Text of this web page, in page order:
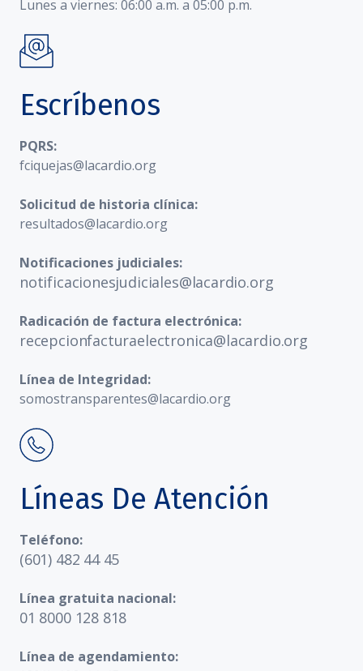
Lunes a viernes: 06:00 a.m. a 05:00 p.m.
Escríbenos
PQRS:
fciquejas@lacardio.org
Solicitud de historia clínica:
resultados@lacardio.org
Notificaciones judiciales:
notificacionesjudiciales@lacardio.org
Radicación de factura electrónica:
recepcionfacturaelectronica@lacardio.org
Línea de Integridad:
somostransparentes@lacardio.org
Líneas De Atención
Teléfono:
(601) 482 44 45
Línea gratuita nacional:
01 8000 128 818
Línea de agendamiento: